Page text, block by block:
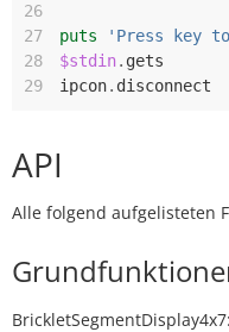
26
27
puts
'Press key
28
$stdin. gets
29
ipcon. disconnect
API
Alle folgend aufgelisteten
BrickletSegmentDisplay4x7